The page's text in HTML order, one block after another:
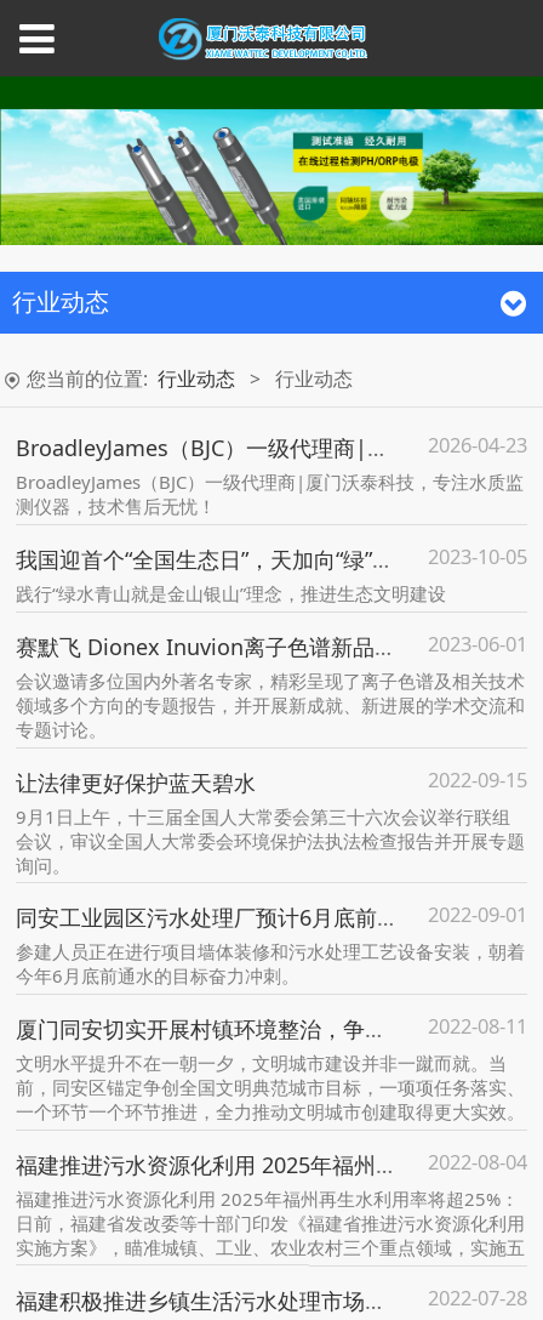
行业动态
您当前的位置: 行业动态 > 行业动态
BroadleyJames（BJC）一级代理商|厦门沃泰科技，专注水质监测仪器，技术售后无忧！ 2026-04-23
BroadleyJames（BJC）一级代理商|厦门沃泰科技，专注水质监
测仪器，技术售后无忧！
我国迎首个“全国生态日”，天加向“绿”而行构建产业发展新格局 2023-10-05
践行“绿水青山就是金山银山”理念，推进生态文明建设
赛默飞 Dionex Inuvion离子色谱新品全球首发 诠释中国质量 2023-06-01
会议邀请多位国内外著名专家，精彩呈现了离子色谱及相关技术
领域多个方向的专题报告，并开展新成就、新进展的学术交流和
专题讨论。
让法律更好保护蓝天碧水 2022-09-15
9月1日上午，十三届全国人大常委会第三十六次会议举行联组
会议，审议全国人大常委会环境保护法执法检查报告并开展专题
询问。
同安工业园区污水处理厂预计6月底前通水，将为厦门新增污水处理能力6万吨/日 2022-09-01
参建人员正在进行项目墙体装修和污水处理工艺设备安装，朝着
今年6月底前通水的目标奋力冲刺。
厦门同安切实开展村镇环境整治，争创全国文明典范城市 2022-08-11
文明水平提升不在一朝一夕，文明城市建设并非一蹴而就。当
前，同安区锚定争创全国文明典范城市目标，一项项任务落实、
一个环节一个环节推进，全力推动文明城市创建取得更大实效。
福建推进污水资源化利用 2025年福州再生水利用率将超25% 2022-08-04
福建推进污水资源化利用 2025年福州再生水利用率将超25%：
日前，福建省发改委等十部门印发《福建省推进污水资源化利用
实施方案》，瞄准城镇、工业、农业农村三个重点领域，实施五
大重点工程，加快推进福建省污水资源化利用。
福建积极推进乡镇生活污水处理市场化运作 2022-07-28